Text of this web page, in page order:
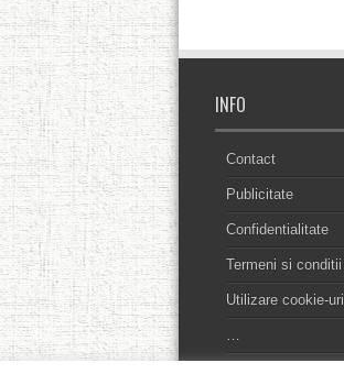
INFO
Contact
Publicitate
Confidentialitate
Termeni si conditii
Utilizare cookie-uri
…